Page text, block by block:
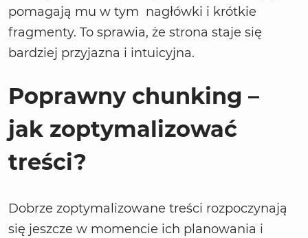
pomagają mu w tym nagłówki i krótkie
fragmenty. To sprawia, że strona staje się
bardziej przyjazna i intuicyjna.
Poprawny chunking –
jak zoptymalizować
treści?
Dobrze zoptymalizowane treści rozpoczynają
się jeszcze w momencie ich planowania i